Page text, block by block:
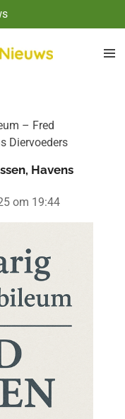
– Fred
Diervoeders
Havens
om 19:44